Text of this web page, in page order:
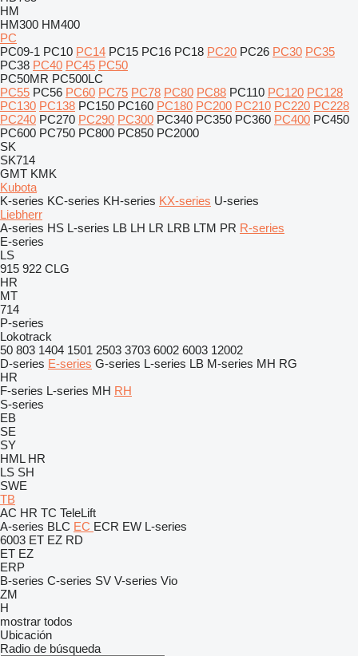
HM
HM300 HM400
PC
PC09-1 PC10 PC14 PC15 PC16 PC18 PC20 PC26 PC30 PC35
PC38 PC40 PC45 PC50
PC50MR PC500LC
PC55 PC56 PC60 PC75 PC78 PC80 PC88 PC110 PC120 PC128
PC130 PC138 PC150 PC160 PC180 PC200 PC210 PC220 PC228
PC240 PC270 PC290 PC300 PC340 PC350 PC360 PC400 PC450
PC600 PC750 PC800 PC850 PC2000
SK
SK714
GMT KMK
Kubota
K-series KC-series KH-series KX-series U-series
Liebherr
A-series HS L-series LB LH LR LRB LTM PR R-series
E-series
LS
915 922 CLG
HR
MT
714
P-series
Lokotrack
50 803 1404 1501 2503 3703 6002 6003 12002
D-series E-series G-series L-series LB M-series MH RG
HR
F-series L-series MH RH
S-series
EB
SE
SY
HML HR
LS SH
SWE
TB
AC HR TC TeleLift
A-series BLC EC ECR EW L-series
6003 ET EZ RD
ET EZ
ERP
B-series C-series SV V-series Vio
ZM
H
mostrar todos
Ubicación
Radio de búsqueda